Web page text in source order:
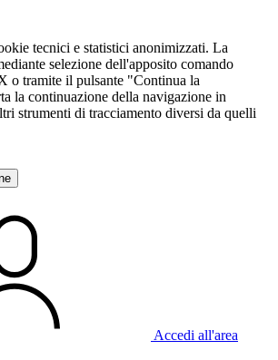
tecnici e statistici anonimizzati. La
selezione dell'apposito comando
o tramite il pulsante "Continua la
la continuazione della navigazione in
strumenti di tracciamento diversi da quelli
Accedi all'area